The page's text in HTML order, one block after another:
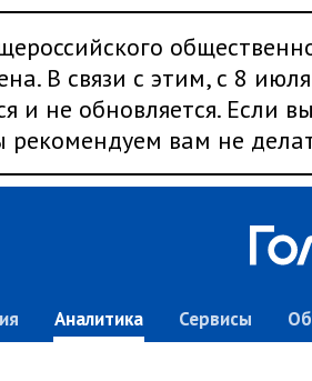
В связи с этим, с 8
и не обновляется. Если
вам не
Аналитика Сервисы